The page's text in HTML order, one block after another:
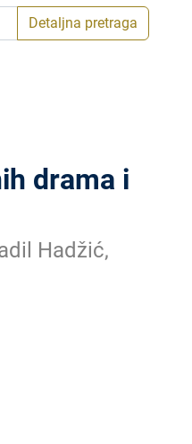
Detaljna pretraga
drama i
Hadžić,